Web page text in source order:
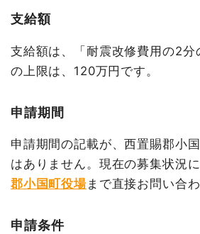
支給額
支給額は、「耐震改修費用の2分
の上限は、120万円です。
申請期間
申請期間の記載が、西置賜郡小
はありません。現在の募集状況に
郡小国町役場まで直接お問い合
申請条件